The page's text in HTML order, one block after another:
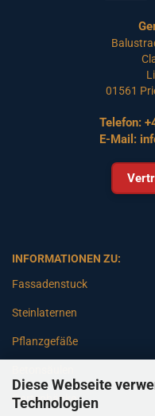
Diese Webseite
Technologien
01561
Telefon:
E-Mail:
INFORMATIONEN ZU:
Fassadenstuck
Steinlaternen
Pflanzgefäße
Gartenbänke